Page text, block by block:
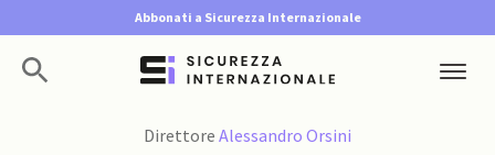
Abbonati a Sicurezza Internazionale
Direttore Alessandro Orsini